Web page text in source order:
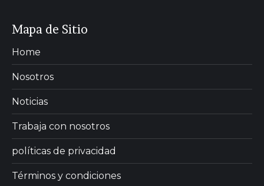
Mapa de Sitio
Home
Nosotros
Noticias
Trabaja con nosotros
políticas de privacidad
Términos y condiciones